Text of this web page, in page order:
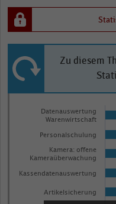
Zu diesem
bars.
The
Datenauswertung
Warenwirtschaft
Personalschulung
Kamera: offene
Kameraüberwachung
Kassendatenauswertung
Artikelsicherung